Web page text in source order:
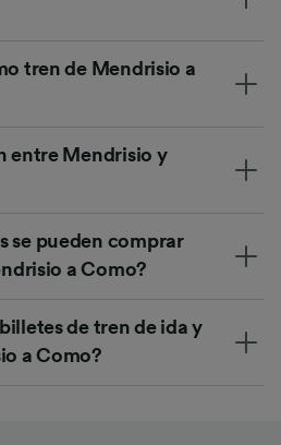
tren de Mendrisio a
entre Mendrisio y
se pueden comprar
a Como?
de tren de ida y
a Como?